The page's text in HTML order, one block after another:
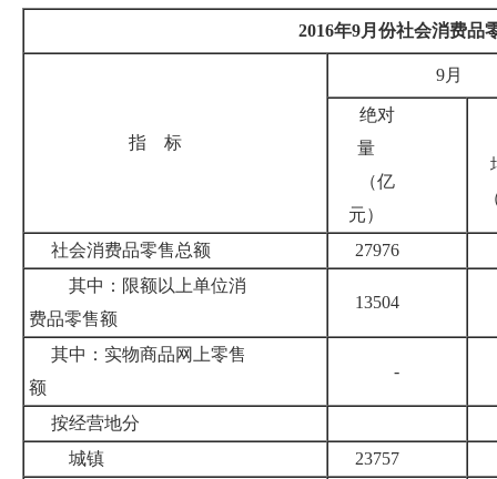
2016年9月份社会消费品
指 标
9月
绝对
量
（亿
元）
社会消费品零售总额
27976
其中：限额以上单位消
费品零售额
13504
其中：实物商品网上零售
额
-
按经营地分
城镇
23757